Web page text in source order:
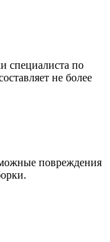
специалиста по
не более
повреждения